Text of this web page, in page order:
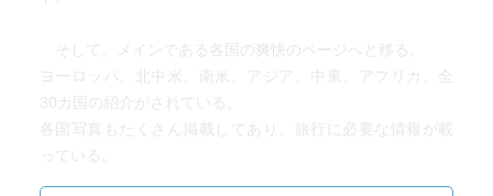
そして、メインである各国の爽快のページへと移る。
ヨーロッパ、北中米、南米、アジア、中東、アフリカ、全
30カ国の紹介がされている。
各国写真もたくさん掲載してあり、旅行に必要な情報が載
っている。